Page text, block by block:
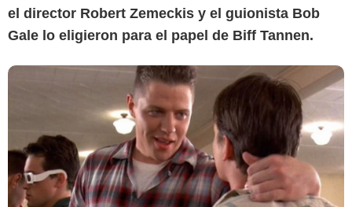
el director Robert Zemeckis y el guionista Bob
Gale lo eligieron para el papel de Biff Tannen.